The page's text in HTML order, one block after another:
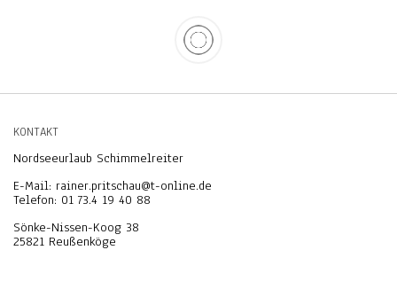
KONTAKT
Nordseeurlaub Schimmelreiter
E-Mail: rainer.pritschau@t-online.de
Telefon: 01 73.4 19 40 88
Sönke-Nissen-Koog 38
25821 Reußenköge